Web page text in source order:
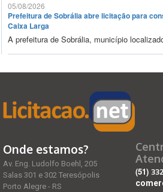
05/08/2026
Prefeitura de Sobrália abre licitação para
Caixa Larga
A prefeitura de Sobrália, município
Onde estamos?
Av. Eng. Ludolfo Boehl, 205
Salas 301 e 302 Teresópolis
Porto Alegre - RS
(51)